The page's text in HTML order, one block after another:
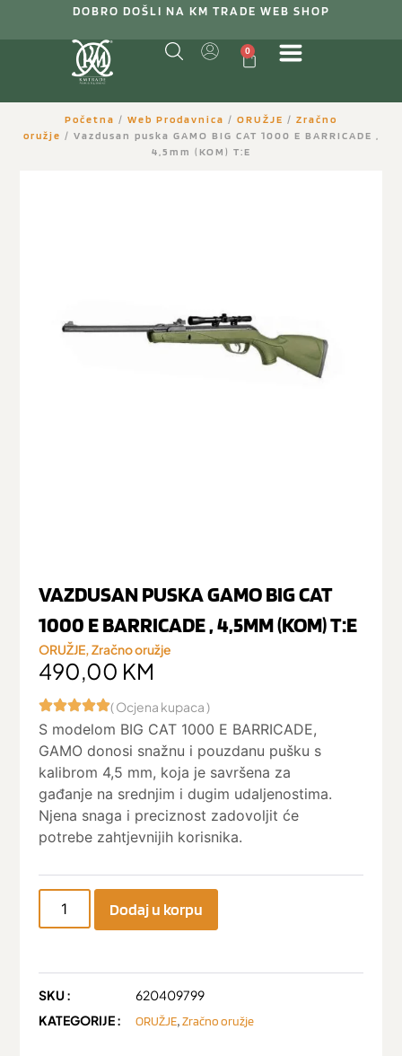
DOBRO DOŠLI NA KM TRADE WEB SHOP
0
Početna / Web Prodavnica / ORUŽJE / Zračno
oružje / Vazdusan puska GAMO BIG CAT 1000 E BARRICADE ,
4,5mm (KOM) T:E
VAZDUSAN PUSKA GAMO BIG CAT
1000 E BARRICADE , 4,5MM (KOM) T:E
ORUŽJE,Zračno oružje
490,00 KM
( Ocjena kupaca )
S modelom BIG CAT 1000 E BARRICADE,
GAMO donosi snažnu i pouzdanu pušku s
kalibrom 4,5 mm, koja je savršena za
gađanje na srednjim i dugim udaljenostima.
Njena snaga i preciznost zadovoljit će
potrebe zahtjevnijih korisnika.
Dodaj u korpu
SKU :
620409799
KATEGORIJE :
ORUŽJE,Zračno oružje